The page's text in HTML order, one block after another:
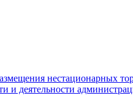
нестационарных
и деятельности